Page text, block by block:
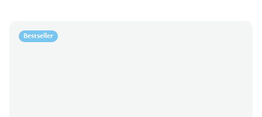
Bestseller